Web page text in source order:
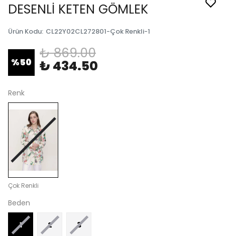
DESENLİ KETEN GÖMLEK
Ürün Kodu: CL22Y02CL272801-Çok Renkli-1
%50
₺ 869.00
₺ 434.50
Renk
Çok Renkli
Beden
1 2 3